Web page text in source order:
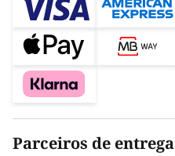
Parceiros de entrega